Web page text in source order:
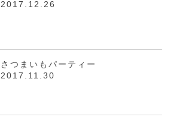
2017.12.26
さつまいもパーティー
2017.11.30